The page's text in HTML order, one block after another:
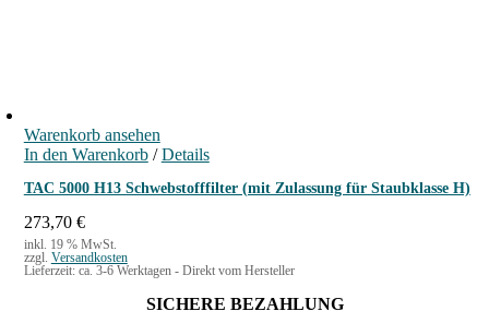
Warenkorb ansehen
In den Warenkorb / Details
TAC 5000 H13 Schwebstofffilter (mit Zulassung für Staubklasse H)
273,70 €
inkl. 19 % MwSt.
zzgl. Versandkosten
Lieferzeit: ca. 3-6 Werktagen - Direkt vom Hersteller
SICHERE BEZAHLUNG